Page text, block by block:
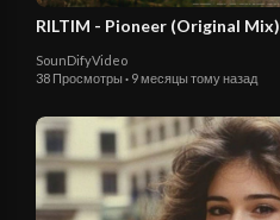
RILTIM - Pioneer (Original Mix)
SounDifyVideo
38 Просмотры · 9 месяцы тому назад